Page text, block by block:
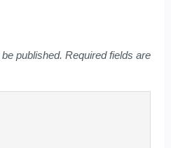
published. Required fields are